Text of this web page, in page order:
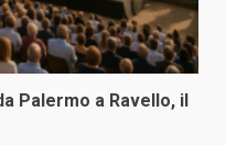
Palermo a Ravello, il